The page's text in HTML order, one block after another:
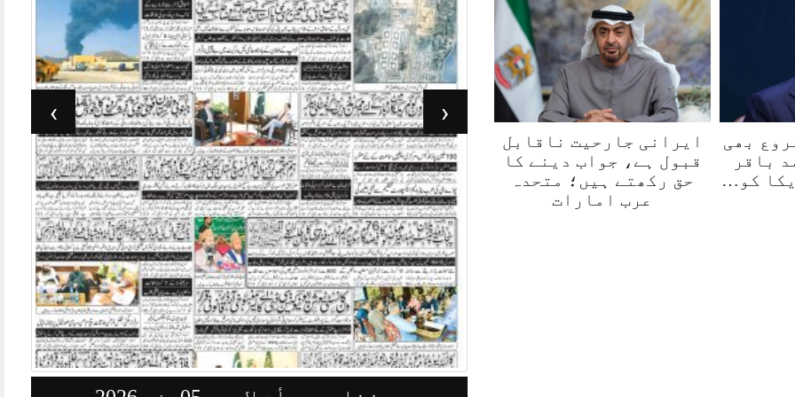
بھی
باقر
کو…
ایرانی جارحیت ناقابل
قبول ہے، جواب دینے کا
حق رکھتے ہیں؛ متحدہ
عرب امارات
‹
›